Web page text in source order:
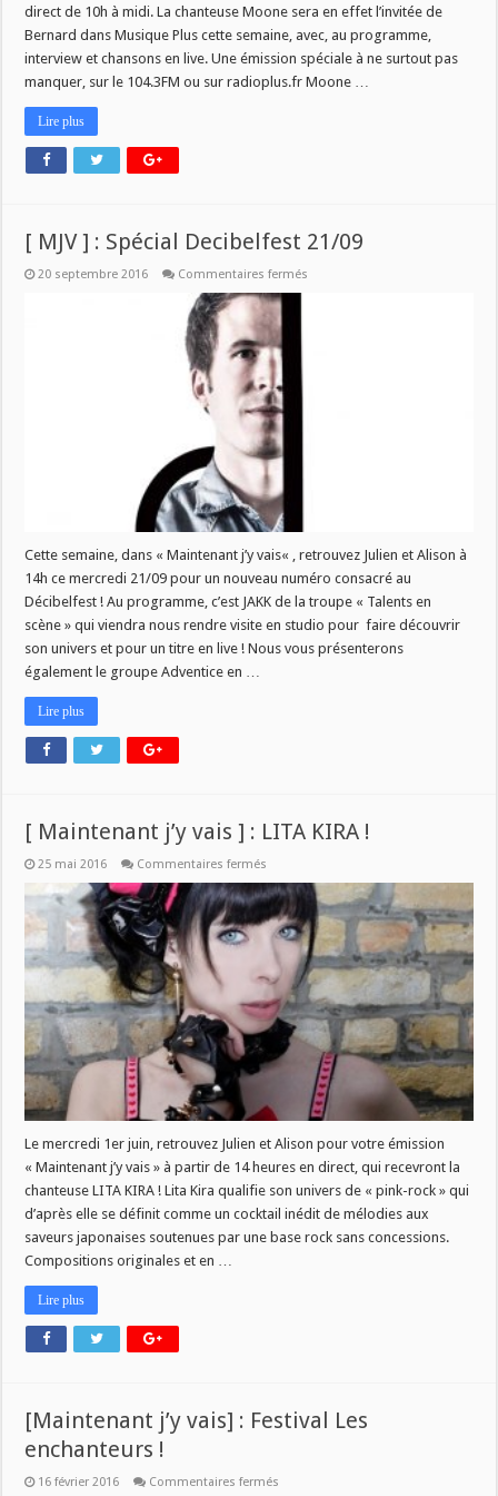
le
12
septembre
direct de 10h à midi. La chanteuse Moone sera en effet l’invitée de
Bernard dans Musique Plus cette semaine, avec, au programme,
interview et chansons en live. Une émission spéciale à ne surtout pas
manquer, sur le 104.3FM ou sur radioplus.fr Moone …
Lire plus
[ MJV ] : Spécial Decibelfest 21/09
20 septembre 2016 Commentaires fermés
Cette semaine, dans « Maintenant j’y vais« , retrouvez Julien et Alison à
14h ce mercredi 21/09 pour un nouveau numéro consacré au
Décibelfest ! Au programme, c’est JAKK de la troupe « Talents en
scène » qui viendra nous rendre visite en studio pour faire découvrir
son univers et pour un titre en live ! Nous vous présenterons
également le groupe Adventice en …
Lire plus
[ Maintenant j’y vais ] : LITA KIRA !
25 mai 2016 Commentaires fermés
Maintenant
vais
LITA
KIRA
Le mercredi 1er juin, retrouvez Julien et Alison pour votre émission
« Maintenant j’y vais » à partir de 14 heures en direct, qui recevront la
chanteuse LITA KIRA ! Lita Kira qualifie son univers de « pink-rock » qui
d’après elle se définit comme un cocktail inédit de mélodies aux
saveurs japonaises soutenues par une base rock sans concessions.
Compositions originales et en …
Lire plus
[Maintenant j’y vais] : Festival Les
enchanteurs !
16 février 2016 Commentaires fermés